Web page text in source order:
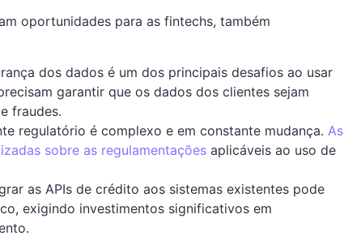
oportunidades para as fintechs, também
dos dados é um dos principais desafios ao usar
garantir que os dados dos clientes sejam
fraudes.
regulatório é complexo e em constante mudança. As
sobre as regulamentaçõesaplicáveis ao uso de
as APIs de crédito aos sistemas existentes pode
exigindo investimentos significativos em